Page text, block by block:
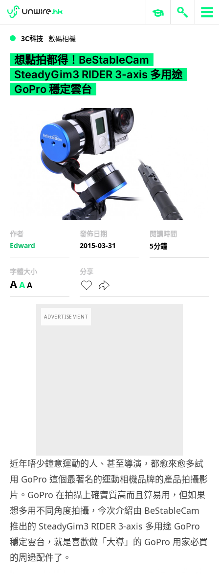
WWDC 2026 ERP 與商業 AI
3C科技 數碼相機
想點拍都得！BeStableCam
SteadyGim3 RIDER 3-axis 多用途
GoPro 穩定雲台
作者
Edward
發佈日期
2015-03-31
閱讀時間
5分鐘
字體大小
AAA
分享
ADVERTISEMENT
近年唔少鐘意運動的人、甚至導演，都愈來愈多試
用 GoPro 這個最著名的運動相機品牌的產品拍攝影
片。GoPro 在拍攝上確實質高而且算易用，但如果
想多用不同角度拍攝，今次介紹由 BeStableCam
推出的 SteadyGim3 RIDER 3-axis 多用途 GoPro
穩定雲台，就是喜歡做「大導」的 GoPro 用家必買
的周邊配件了。